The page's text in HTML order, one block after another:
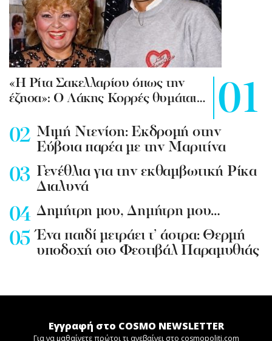
«Η Ρίτα Σακελλαρίου όπως την
έζησα»: Ο Λάκης Κορρές θυμάται…
Mιμή Ντενίση: Εκδρομή στην
Εύβοια παρέα με την Μαριτίνα
Γενέθλια για την εκθαμβωτική Ρίκα
Διαλυνά
Δημήτρη μου, Δημήτρη μου…
Ένα παιδί μετράει τ’ άστρα: Θερμή
υποδοχή στο Φεστιβάλ Παραμυθιάς
Εγγραφή στο COSMO NEWSLETTER
Για να μαθαίνετε πρώτοι τι ανεβαίνει στο cosmopoliti.com